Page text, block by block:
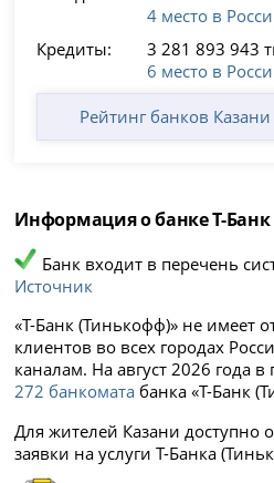
4 место в
Кредиты:
3 281 893 943
6 место в
Рейтинг банков Казани
Информация о банке Т-
Банк входит в перечень
Источник
«Т-Банк (Тинькофф)» не имеет
клиентов во всех городах
каналам. На август 2026 года в
272 банкомата банка «Т-Банк
Для жителей Казани доступно
заявки на услуги Т-Банка